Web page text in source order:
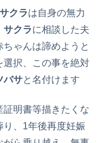
サクラは自身の無力
サクラに相談した夫
ゃんは諦めようと
選択、この事を絶対
バサと名付けます
証明書等描きたくな
り、1年後再度妊娠